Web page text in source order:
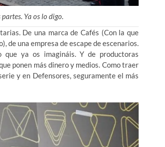
Ya os lo digo.
De una marca de Cafés (Con la que
de una empresa de escape de escenarios.
que ya os imagináis. Y de productoras
ponen más dinero y medios. Como traer
y en Defensores, seguramente el más